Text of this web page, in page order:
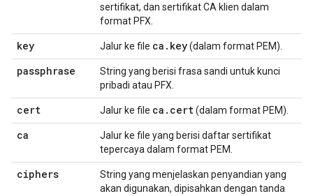
sertifikat, dan sertifikat CA klien dalam
format PFX.
key Jalur ke file ca . key(dalam format PEM).
passphrase
String yang berisi frasa sandi untuk kunci
pribadi atau PFX.
cert Jalur ke file ca . cert(dalam format PEM).
ca
Jalur ke file yang berisi daftar sertifikat
tepercaya dalam format PEM.
ciphers
String yang menjelaskan penyandian yang
akan digunakan, dipisahkan dengan tanda